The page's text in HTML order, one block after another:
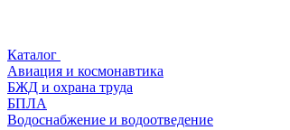
Каталог
Авиация и космонавтика
БЖД и охрана труда
БПЛА
Водоснабжение и водоотведение